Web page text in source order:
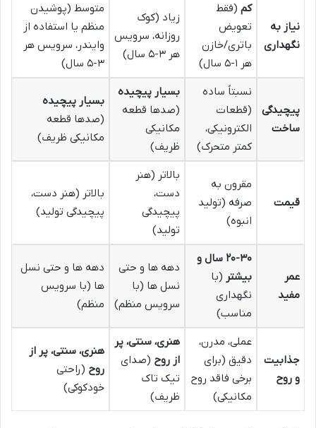
نیاز به
نگهداری
کم (فقط
تعویض
باتری/خازن
هر ۱-۵ سال)
زیاد (کوک
روزانه، سرویس
هر ۳-۵ سال)
متوسط (پوشیدن
منظم یا استفاده از
وایندر، سرویس هر
۳-۵ سال)
پیچیدگی
ساخت
نسبتاً ساده
(قطعات
الکترونیکی،
کمتر متحرک)
بسیار پیچیده
(صدها قطعه
مکانیکی
ظریف)
بسیار پیچیده
(صدها قطعه
مکانیکی ظریف)
قیمت
مقرون به
صرفه (تولید
انبوه)
بالاتر (هنر
دست،
پیچیدگی
تولید)
بالاتر (هنر دست،
پیچیدگی تولید)
عمر
مفید
۲۰-۳۰ سال و
بیشتر (با
نگهداری
مناسب)
دهه ها و حتی
نسل ها (با
سرویس منظم)
دهه ها و حتی نسل
ها (با سرویس
منظم)
جذابیت
و روح
عملی، مدرن،
دقیق (برای
برخی فاقد روح
مکانیکی)
هنری، سنتی، پر
از روح (صدای
تیک تاک
ظریف)
هنری، سنتی، پر از
روح (راحتی
خودکوکی)